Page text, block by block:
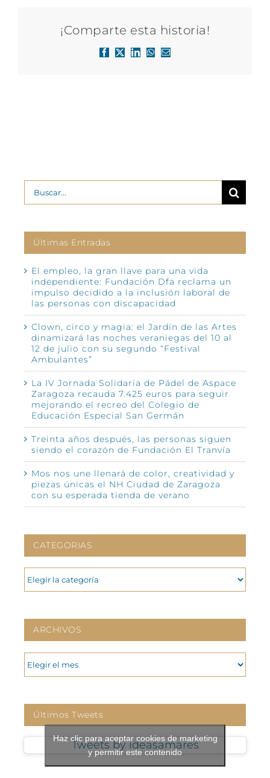
¡Comparte esta historia!
Facebook
X LinkedInWhatsApp
Correo
Buscar:
Últimas Entradas
El empleo, la gran llave para una vida
independiente: Fundación Dfa reclama un
impulso decidido a la inclusión laboral de
las personas con discapacidad
Clown, circo y magia: el Jardín de las Artes
dinamizará las noches veraniegas del 10 al
12 de julio con su segundo “Festival
Ambulantes”
La IV Jornada Solidaria de Pádel de Aspace
Zaragoza recauda 7.425 euros para seguir
mejorando el recreo del Colegio de
Educación Especial San Germán
Treinta años después, las personas siguen
siendo el corazón de Fundación El Tranvía
Mos nos une llenará de color, creatividad y
piezas únicas el NH Ciudad de Zaragoza
con su esperada tienda de verano
CATEGORIAS
CATEGORIAS
ARCHIVOS
ARCHIVOS
Últimos Tweets
Tweets by ideasamares
Haz clic para aceptar cookies de marketing
y permitir este contenido